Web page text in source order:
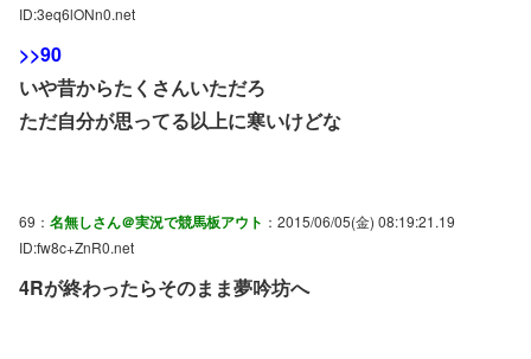
ID:3eq6lONn0.net
>>90
いや昔からたくさんいただろ
ただ自分が思ってる以上に寒いけどな
69： 名無しさん＠実況で競馬板アウト ：2015/06/05(金) 08:19:21.19
ID:fw8c+ZnR0.net
4Rが終わったらそのまま夢吟坊へ